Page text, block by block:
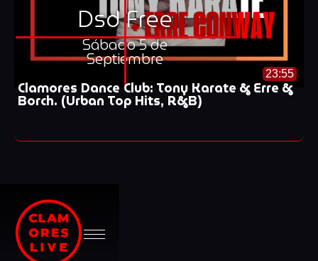
Dsd Free
Sábado 5 de
Septiembre
23:55
Clamores Dance Club: Tony Karate & Erre &
Borch. (Urban Top Hits, R&B)